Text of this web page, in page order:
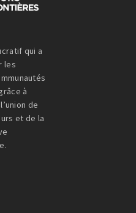
qui a
les
à
de
et de la